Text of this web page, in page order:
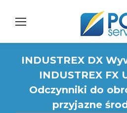
INDUSTREX DX
INDUSTREX FX
Odczynniki do
przyjazne